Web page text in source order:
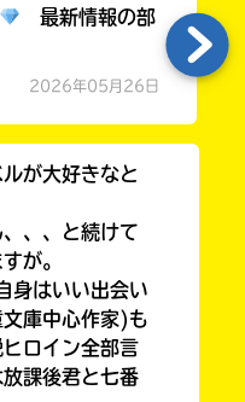
最新情報の部
2026年05月26日
が大好きなと
、、と続けて
が。
身はいい出会い
庫中心作家)も
ロイン全部言
課後君と七番